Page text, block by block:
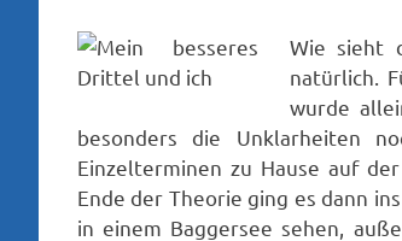
Wie sieht
natürlich.
wurde
besonders die Unklarheiten
Einzelterminen zu Hause auf
Ende der Theorie ging es dann
in einem Baggersee sehen,